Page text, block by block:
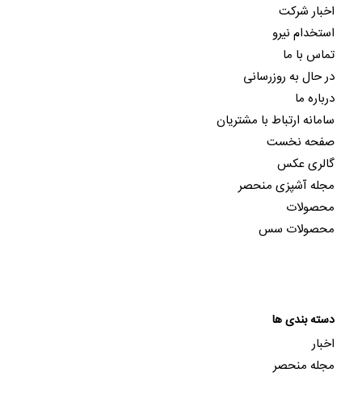
اخبار شرکت
استخدام نیرو
تماس با ما
در حال به روزرسانی
درباره ما
سامانه ارتباط با مشتریان
صفحه نخست
گالری عکس
مجله آشپزی منحصر
محصولات
محصولات سس
دسته بندی ها
اخبار
مجله منحصر